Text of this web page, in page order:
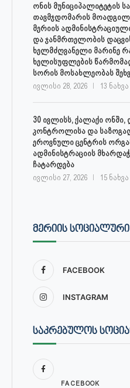
ონის მუნიციპალიტეტის
თავმჯდომარის
მერიის
და ჯანმრთელობის
ხელმძღვანელი მარინე
ხელისუფლების
სორის მოსახლეობას
ივლისი 28, 2026 13 ნახვა
30 ივლისს, ქალაქი ონში,
კონტროლისა და
ეროვნული ცენტრის
ადმინისტრაციის
ჩატარდება
ივლისი 27, 2026 15 ნახვა
ᲛᲔᲠᲘᲘᲡ ᲡᲝᲪᲘᲐᲚᲣᲠᲘ
FACEBOOK
INSTAGRAM
ᲡᲐᲙᲠᲔᲑᲣᲚᲝᲡ
FACEBOOK